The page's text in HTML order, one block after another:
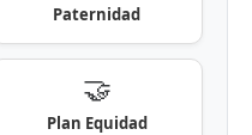
Paternidad
🤝
Plan Equidad